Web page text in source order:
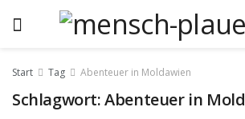
Start Tag Abenteuer in Moldawien
Schlagwort:Abenteuer in